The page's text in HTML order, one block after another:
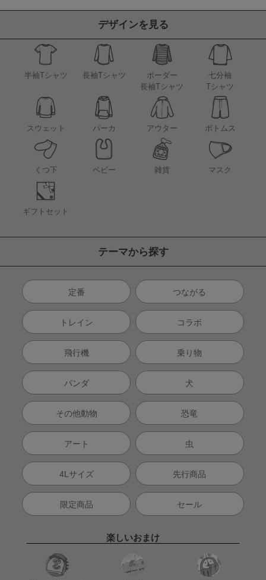
デザインを見る
半袖Tシャツ 長袖Tシャツ
ボーダー
長袖Tシャツ
七分袖
Tシャツ
スウェット パーカ アウター ボトムス
くつ下 ベビー 雑貨 マスク
ギフトセット
テーマから探す
定番 つながる
トレイン コラボ
飛行機 乗り物
パンダ 犬
その他動物 恐竜
アート 虫
4Lサイズ 先行商品
限定商品 セール
楽しいおまけ